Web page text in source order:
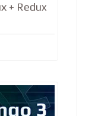
+ Redux